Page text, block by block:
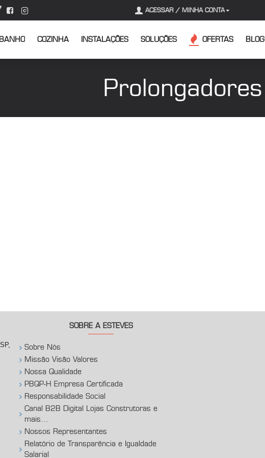
ACESSAR / MINHA CONTA
BANHO COZINHA INSTALAÇÕES SOLUÇÕES OFERTAS BLOG
Prolongadores
SOBRE A ESTEVES
Sobre Nós
Missão Visão Valores
Nossa Qualidade
PBQP-H Empresa Certificada
Responsabilidade Social
Canal B2B Digital Lojas Construtoras e
mais...
Nossos Representantes
Relatório de Transparência e Igualdade
Salarial